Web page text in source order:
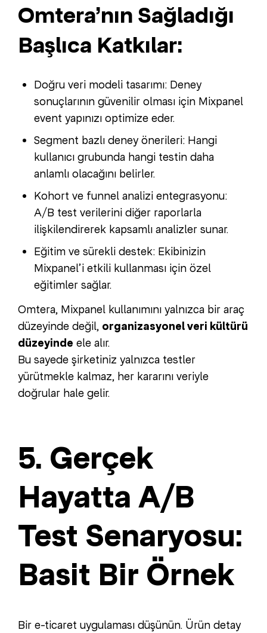
Omtera’nın Sağladığı
Başlıca Katkılar:
Doğru veri modeli tasarımı: Deney
sonuçlarının güvenilir olması için Mixpanel
event yapınızı optimize eder.
Segment bazlı deney önerileri: Hangi
kullanıcı grubunda hangi testin daha
anlamlı olacağını belirler.
Kohort ve funnel analizi entegrasyonu:
A/B test verilerini diğer raporlarla
ilişkilendirerek kapsamlı analizler sunar.
Eğitim ve sürekli destek: Ekibinizin
Mixpanel’i etkili kullanması için özel
eğitimler sağlar.
Omtera, Mixpanel kullanımını yalnızca bir araç
düzeyinde değil, organizasyonel veri kültürü
düzeyinde ele alır.
Bu sayede şirketiniz yalnızca testler
yürütmekle kalmaz, her kararını veriyle
doğrular hale gelir.
5. Gerçek
Hayatta A/B
Test Senaryosu:
Basit Bir Örnek
Bir e-ticaret uygulaması düşünün. Ürün detay